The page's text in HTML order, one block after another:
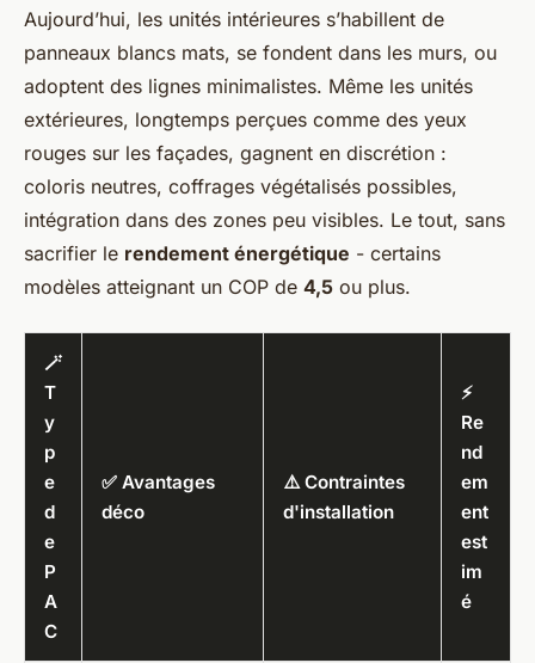
Aujourd’hui, les unités intérieures s’habillent de
panneaux blancs mats, se fondent dans les murs, ou
adoptent des lignes minimalistes. Même les unités
extérieures, longtemps perçues comme des yeux
rouges sur les façades, gagnent en discrétion :
coloris neutres, coffrages végétalisés possibles,
intégration dans des zones peu visibles. Le tout, sans
sacrifier le rendement énergétique - certains
modèles atteignant un COP de 4,5 ou plus.
🪄
T
y
p
e
d
e
P
A
C
✅ Avantages
déco
⚠️ Contraintes
d'installation
⚡
Re
nd
em
ent
est
im
é